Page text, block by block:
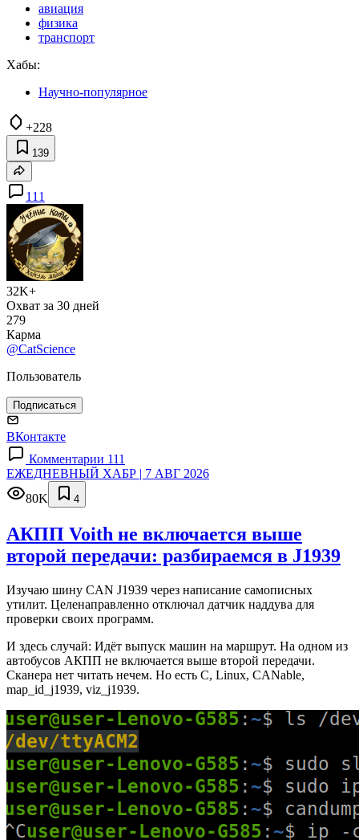
авиация
физика
транспорт
Хабы:
Научно-популярное
+228
139
111
32K+
Охват за 30 дней
279
Карма
@CatScience
Пользователь
Подписаться
ВКонтакте
Комментарии 111
ЕЖЕДНЕВНЫЙ ХАБР | 7 АВГ 2026
80K
4
АКПП Voith не включается выше
второй передачи: разбираемся в J1939
Изучаю шину CAN J1939 через написание самописных
утилит. Целенаправленно отключал датчик наддува для
проверки своих программ.
И здесь случай: Идёт выпуск машин на маршрут. На одном из
автобусов АКПП не включается выше второй передачи.
Сканера нет читать нечем. Но есть C, Linux, CANable,
map_id_j1939, viz_j1939.